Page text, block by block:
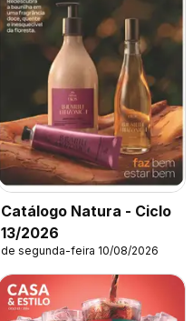
Catálogo Natura - Ciclo
13/2026
de segunda-feira 10/08/2026